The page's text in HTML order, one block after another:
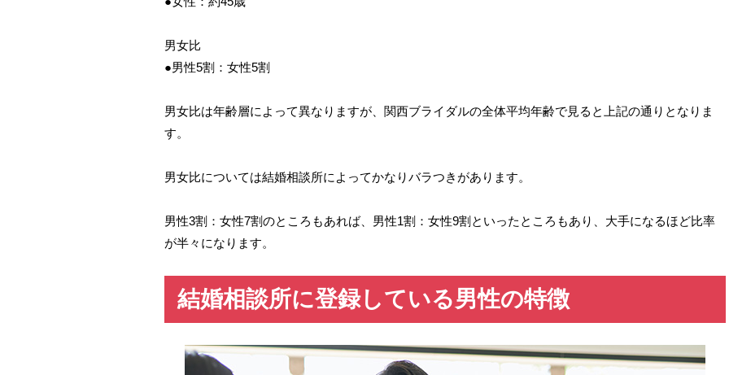
男女比
●男性5割：女性5割
男女比は年齢層によって異なりますが、関西ブライダルの全体平均年齢で見ると上記の通りとなりま
す。
男女比については結婚相談所によってかなりバラつきがあります。
男性3割：女性7割のところもあれば、男性1割：女性9割といったところもあり、大手になるほど比率
が半々になります。
結婚相談所に登録している男性の特徴